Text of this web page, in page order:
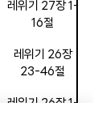
레위기 27장 1-
16절
레위기 26장
23-46절
레위기 26장 1-